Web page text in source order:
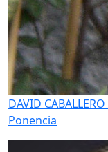
DAVID CABALLERO
Ponencia